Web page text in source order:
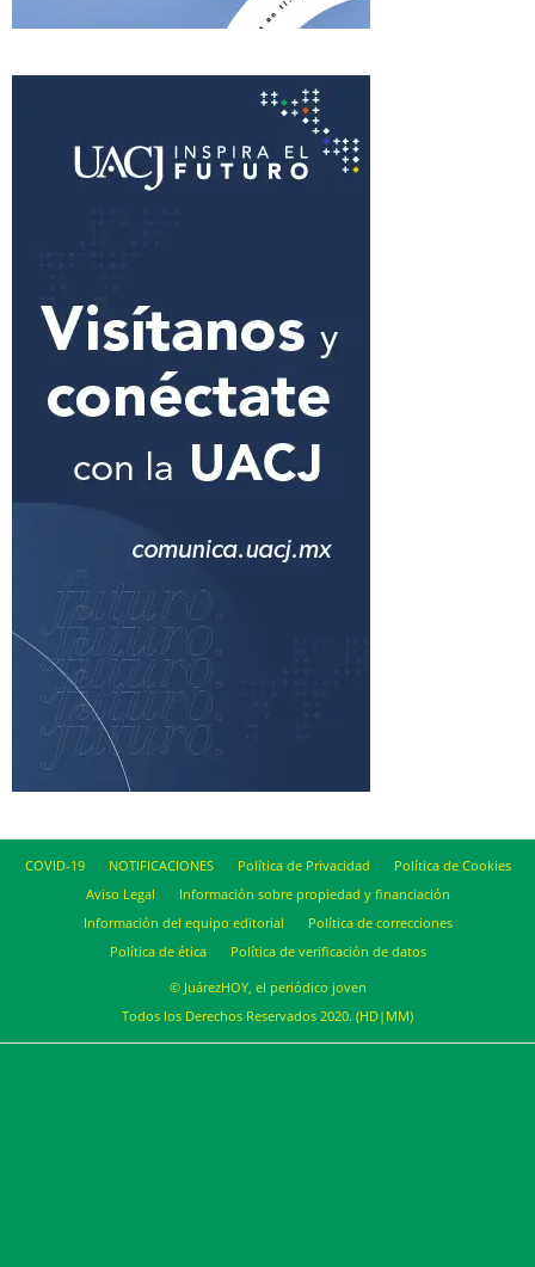
COVID-19 NOTIFICACIONES Política de Privacidad
Política de Cookies
Aviso Legal
Información sobre propiedad y financiación
Información del equipo editorial
Política de correcciones
Política de ética
Política de verificación de datos
© JuárezHOY, el periódico joven
Todos los Derechos Reservados 2020. (HD|MM)